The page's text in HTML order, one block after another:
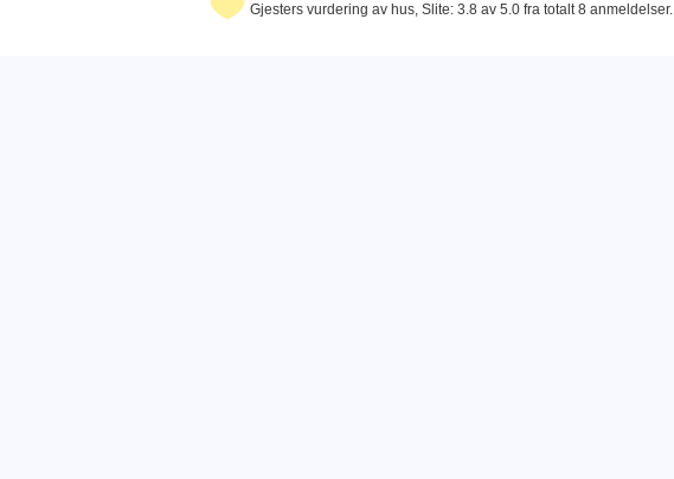
Gjesters vurdering av hus, Slite: 3.8 av 5.0 fra totalt 8 anmeldelser.